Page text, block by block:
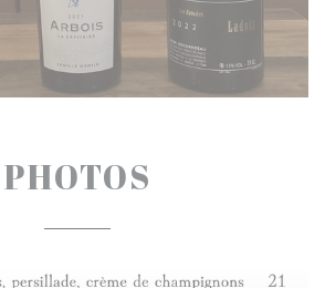
PHOTOS